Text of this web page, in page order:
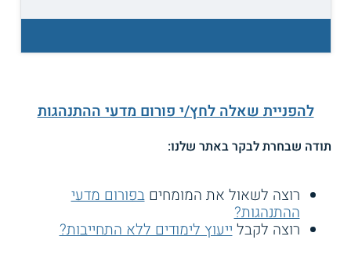
להפניית שאלה לחץ/י פורום מדעי ההתנהגות
תודה שבחרת לבקר באתר שלנו:
רוצה לשאול את המומחיםבפורום מדעי
ההתנהגות?
רוצה לקבלייעוץ לימודים ללא התחייבות?